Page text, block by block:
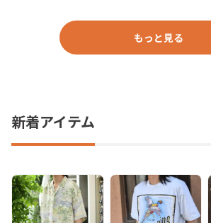
もっと見る
新着アイテム